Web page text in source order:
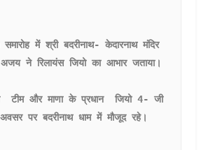
में श्री बदरीनाथ- केदारनाथ मंदिर
ने रिलायंस जियो का आभार जताया।
टीम और माणा के प्रधान  जियो 4- जी